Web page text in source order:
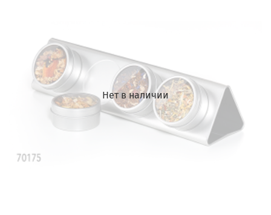
Нет в наличии